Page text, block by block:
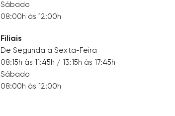
Sábado
08:00h às 12:00h
Filiais
De Segunda a Sexta-Feira
08:15h às 11:45h / 13:15h às 17:45h
Sábado
08:00h às 12:00h